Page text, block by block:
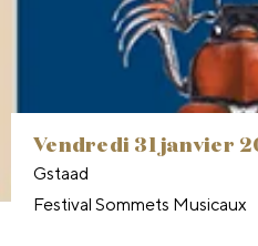
vendredi 31 janvier
Gstaad
Festival Sommets Musicaux